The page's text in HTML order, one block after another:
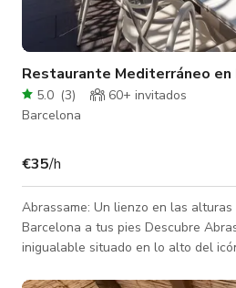
5.0 (3)
60+ invitados
Barcelona
€35/h
Abrassame: Un lienzo en las
Barcelona a tus pies Descubre Abrassame, un lugar
inigualable situado en lo alto del